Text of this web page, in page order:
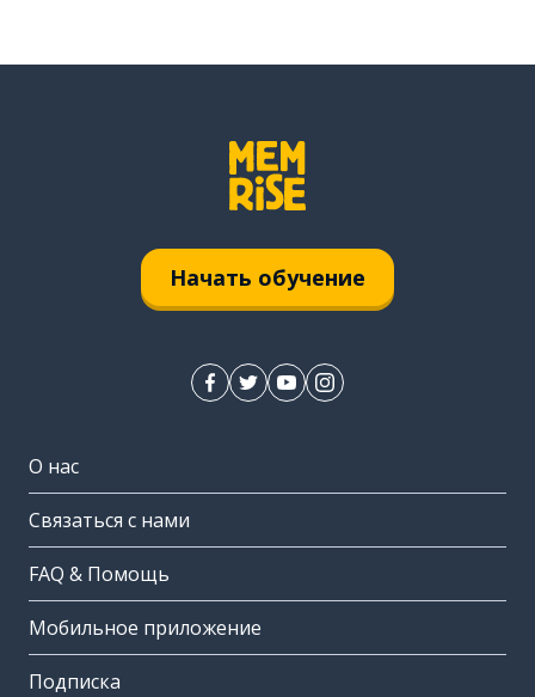
Начать обучение
О нас
Связаться с нами
FAQ & Помощь
Мобильное приложение
Подписка